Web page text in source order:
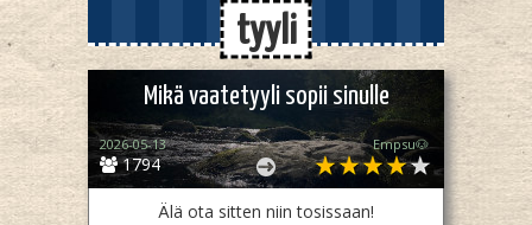
tyyli
Mikä vaatetyyli sopii sinulle
1794
2026-05-13 Empsu🐶
Älä ota sitten niin tosissaan!